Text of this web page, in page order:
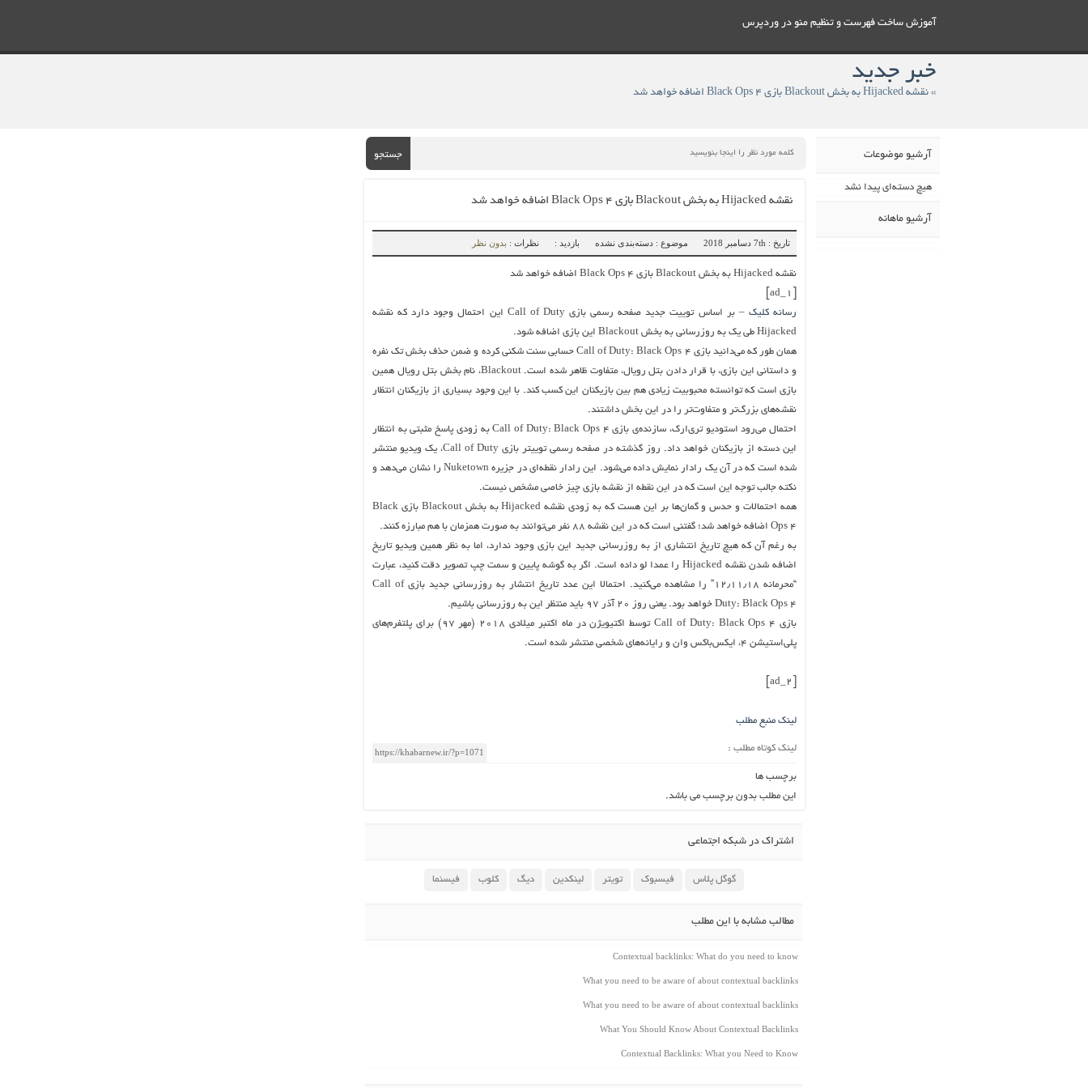
آموزش ساخت فهرست و تنظيم منو در وردپرس
خبر جدید
» نقشه Hijacked به بخش Blackout بازی Black Ops 4 اضافه خواهد شد
جستجو
نقشه Hijacked به بخش Blackout بازی Black Ops 4 اضافه خواهد شد
تاریخ : 7th دسامبر 2018 موضوع : دسته‌بندی نشده بازدید : نظرات : بدون نظر
نقشه Hijacked به بخش Blackout بازی Black Ops 4 اضافه خواهد شد
رسانه کلیک
– بر اساس توییت جدید صفحه رسمی بازی Call of Duty این احتمال وجود دارد که نقشه
Hijacked طی یک به روزرسانی به بخش Blackout این بازی اضافه شود.
همان طور که می‌دانید بازی Call of Duty: Black Ops 4 حسابی سنت شکنی کرده و ضمن حذف بخش تک نفره
و داستانی این بازی، با قرار دادن بتل رویال، متفاوت ظاهر شده است. Blackout، نام بخش بتل رویال همین
بازی است که توانسته محبوبیت زیادی هم بین بازیکنان این کسب کند. با این وجود بسیاری از بازیکنان انتظار
نقشه‌های بزرگ‌تر و متفاوت‌تر را در این بخش داشتند.
احتمال می‌رود استودیو تری‌ارک، سازنده‌ی بازی Call of Duty: Black Ops 4 به زودی پاسخ مثبتی به انتظار
این دسته از بازیکنان خواهد داد. روز گذشته در صفحه رسمی توییتر بازی Call of Duty، یک ویدیو منتشر
شده است که در آن یک رادار نمایش داده می‌شود. این رادار نقطه‌ای در جزیره Nuketown را نشان می‌دهد و
نکته جالب توجه این است که در این نقطه از نقشه بازی چیز خاصی مشخص نیست.
همه احتمالات و حدس و گمان‌ها بر این هست که به زودی نقشه Hijacked به بخش Blackout بازی Black
Ops 4 اضافه خواهد شد؛ گفتنی است که در این نقشه ۸۸ نفر می‌توانند به صورت همزمان با هم مبارزه کنند.
به رغم آن که هیچ تاریخ انتشاری از به روزرسانی جدید این بازی وجود ندارد، اما به نظر همین ویدیو تاریخ
اضافه شدن نقشه Hijacked را عمدا لو داده است. اگر به گوشه پایین و سمت چپ تصویر دقت کنید، عبارت
“محرمانه ۱۲٫۱۱٫۱۸” را مشاهده می‌کنید. احتمالا این عدد تاریخ انتشار به روزرسانی جدید بازی Call of
Duty: Black Ops 4 خواهد بود. یعنی روز ۲۰ آذر ۹۷ باید منتظر این به روزرسانی باشیم.
بازی Call of Duty: Black Ops 4 توسط اکتیویژن در ماه اکتبر میلادی ۲۰۱۸ (مهر ۹۷) برای پلتفرم‌های
پلی‌استیشن ۴، ایکس‌باکس وان و رایانه‌های شخصی منتشر شده است.
لینک منبع مطلب
لینک کوتاه مطلب :
برچسب ها
این مطلب بدون برچسب می باشد.
اشتراک در شبکه اجتماعی
گوگل پلاس فیسبوک تویتر لینکدین دیگ کلوب فیسنما
مطالب مشابه با این مطلب
Contextual backlinks: What do you need to know
What you need to be aware of about contextual backlinks
What you need to be aware of about contextual backlinks
What You Should Know About Contextual Backlinks
Contextual Backlinks: What you Need to Know
آرشیو موضوعات
هیچ دسته‌ای پیدا نشد
آرشیو ماهانه